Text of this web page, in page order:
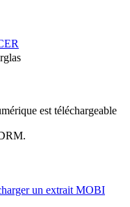
est téléchargeable